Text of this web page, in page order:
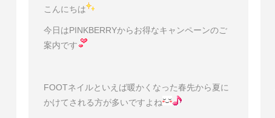
こんにちは
今日はPINKBERRYからお得なキャンペーンのご
案内です
FOOTネイルといえば暖かくなった春先から夏に
かけてされる方が多いですよね